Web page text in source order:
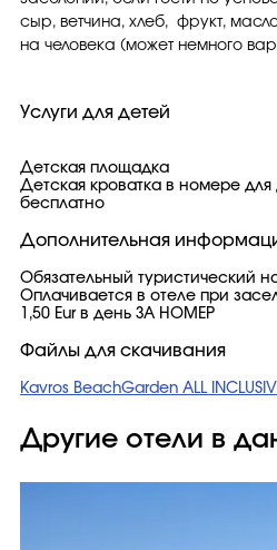
сыр, ветчина, хлеб, фрукт,
на человека (может немного
Услуги для детей
Детская площадка
Детская кроватка в номере для
бесплатно
Дополнительная
Обязательный туристический
Оплачивается в отеле при
1,50 Eur в день ЗА НОМЕР
Файлы для скачивания
Kavros BeachGarden ALL
Другие отели в